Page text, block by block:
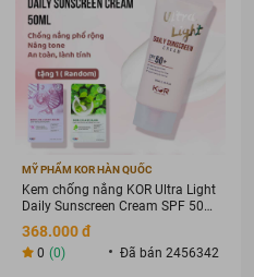
MỸ PHẨM KOR HÀN QUỐC
Kem chống nắng KOR Ultra Light
Daily Sunscreen Cream SPF 50+
PA ++++
368.000 đ
0 (0) Đã bán 2456342